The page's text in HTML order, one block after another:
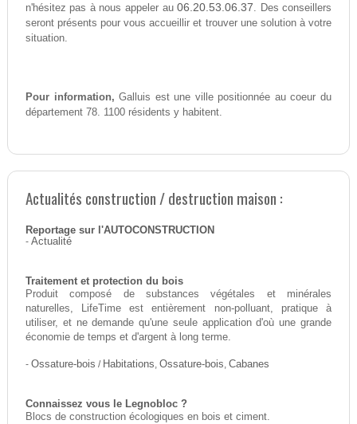
n'hésitez pas à nous appeler au06.20.53.06.37. Des conseillers
seront présents pour vous accueillir et trouver une solution à votre
situation.
Pour information, Galluis est une ville positionnée au coeur du
département 78. 1100 résidents y habitent.
Actualités construction / destruction maison :
Reportage sur l'AUTOCONSTRUCTION
- Actualité
Traitement et protection du bois
Produit composé de substances végétales et minérales
naturelles, LifeTime est entièrement non-polluant, pratique à
utiliser, et ne demande qu'une seule application d'où une grande
économie de temps et d'argent à long terme.
- Ossature-bois / Habitations, Ossature-bois, Cabanes
Connaissez vous le Legnobloc ?
Blocs de construction écologiques en bois et ciment.